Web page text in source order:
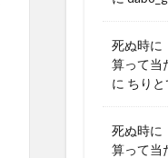
死ぬ時に
算って当
に ちりと
死ぬ時に
算って当